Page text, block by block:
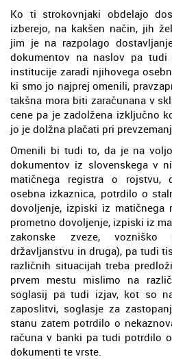
Ko ti strokovnjaki obdelajo
izberejo, na kakšen način, jih
jim je na razpolago
dokumentov na naslov pa
institucije zaradi njihovega
ki smo jo najprej omenili,
takšna mora biti zaračunana v
cene pa je zadolžena izključno
jo je dolžna plačati pri
Omenili bi tudi to, da je na
dokumentov iz slovenskega v
matičnega registra o rojstvu,
osebna izkaznica, potrdilo o
dovoljenje, izpiski iz matičnega
prometno dovoljenje, izpiski iz
zakonske zveze,
državljanstvu in druga), pa tudi
različnih situacijah treba
prvem mestu mislimo na
soglasij pa tudi izjav, kot so
zaposlitvi, soglasje za
stanu zatem potrdilo o
računa v banki pa tudi potrdilo
dokumenti te vrste.